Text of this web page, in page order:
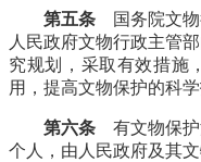
第五条 国务院文物
人民政府文物行政主管
究规划，采取有效措施
用，提高文物保护的科学
第六条 有文物保护
个人，由人民政府及其